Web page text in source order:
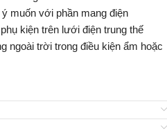
muốn với phần mang điện
kiện trên lưới điện trung thế
ngoài trời trong điều kiện ẩm hoặc